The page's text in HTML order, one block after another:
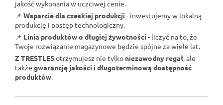
jakość wykonania w uczciwej cenie.
📌 Wsparcie dla czeskiej produkcji - inwestujemy w lokalną
produkcję i postęp technologiczny.
📌 Linia produktów o długiej żywotności - liczyć na to, że
Twoje rozwiązanie magazynowe będzie spójne za wiele lat.
Z TRESTLESotrzymujesz nie tylko niezawodny regał , ale
także gwarancję jakości i długoterminową dostępność
produktów